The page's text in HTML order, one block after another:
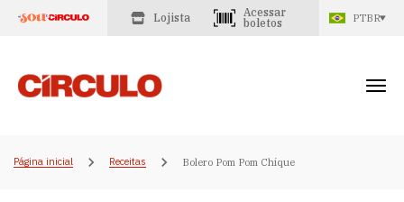
Lojista
Acessar
boletos
PTBR
Página inicial Receitas Bolero Pom Pom Chique